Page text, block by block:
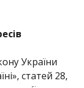
України
статей 28,